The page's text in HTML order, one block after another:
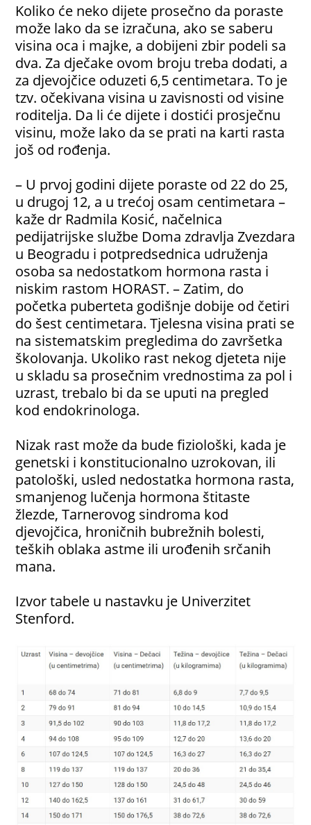
Koliko će neko dijete prosečno da poraste
može lako da se izračuna, ako se saberu
visina oca i majke, a dobijeni zbir podeli sa
dva. Za dječake ovom broju treba dodati, a
za djevojčice oduzeti 6,5 centimetara. To je
tzv. očekivana visina u zavisnosti od visine
roditelja. Da li će dijete i dostići prosječnu
visinu, može lako da se prati na karti rasta
još od rođenja.
– U prvoj godini dijete poraste od 22 do 25,
u drugoj 12, a u trećoj osam centimetara –
kaže dr Radmila Kosić, načelnica
pedijatrijske službe Doma zdravlja Zvezdara
u Beogradu i potpredsednica udruženja
osoba sa nedostatkom hormona rasta i
niskim rastom HORAST. – Zatim, do
početka puberteta godišnje dobije od četiri
do šest centimetara. Tjelesna visina prati se
na sistematskim pregledima do završetka
školovanja. Ukoliko rast nekog djeteta nije
u skladu sa prosečnim vrednostima za pol i
uzrast, trebalo bi da se uputi na pregled
kod endokrinologa.
Nizak rast može da bude fiziološki, kada je
genetski i konstitucionalno uzrokovan, ili
patološki, usled nedostatka hormona rasta,
smanjenog lučenja hormona štitaste
žlezde, Tarnerovog sindroma kod
djevojčica, hroničnih bubrežnih bolesti,
teških oblaka astme ili urođenih srčanih
mana.
Izvor tabele u nastavku je Univerzitet
Stenford.